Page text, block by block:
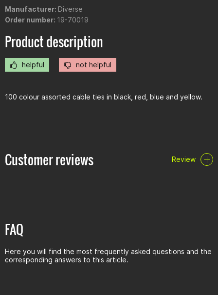
Manufacturer: Diverse
Order number: 19-70019
Product description
helpful not helpful
100 colour assorted cable ties in black, red, blue and yellow.
Customer reviews Review
FAQ
Here you will find the most frequently asked questions and the
corresponding answers to this article.